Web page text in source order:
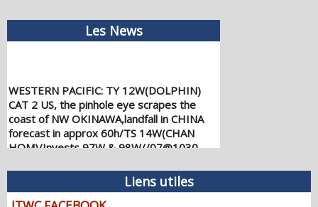
Les News
WESTERN PACIFIC: TY 12W(DOLPHIN)
CAT 2 US, the pinhole eye scrapes the
coast of NW OKINAWA,landfall in CHINA
forecast in approx 60h/TS 14W(CHAN
HOM)/Invests 97W & 98W//07@1030
08/07/2026 -PATRICK HOAREAU
WESTERN PACIFIC: TY 12W(DOLPHIN)
Liens utiles